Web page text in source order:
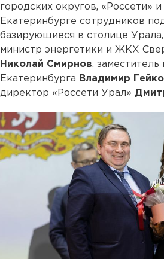
городских округов, «Россети»
Екатеринбурге сотрудников
базирующиеся в столице
министр энергетики и ЖКХ
Николай Смирнов, заместитель
Екатеринбурга Владимир Гейко
директор «Россети Урал»